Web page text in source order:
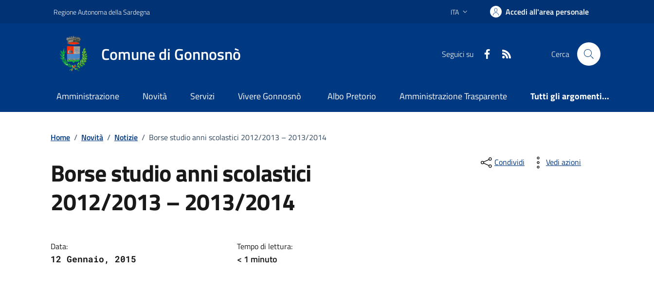
Regione Autonoma della Sardegna Lingua attiva:
ITA Accedi all'area personale
Comune di Gonnosnò Seguici su Facebook Cerca
Amministrazione Novità Servizi Vivere Gonnosnò Albo Pretorio Amministrazione Trasparente Tutti gli argomenti...
Home / Novità / Notizie / Borse studio anni scolastici 2012/2013 – 2013/2014
Borse studio anni scolastici
2012/2013 – 2013/2014
Data:
12 Gennaio, 2015
Tempo di lettura:
< 1 minuto
Condividi Vedi azioni